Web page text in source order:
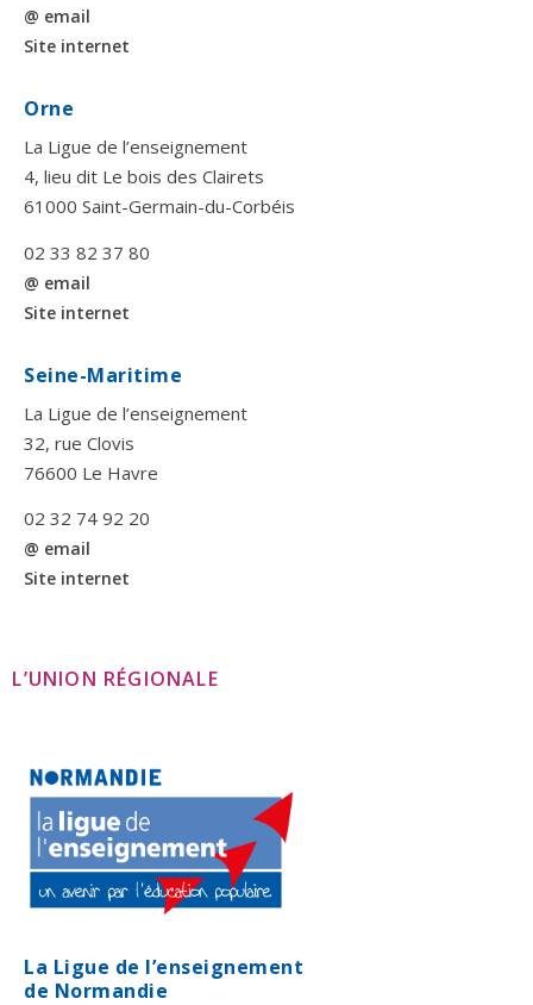
@ email
Site internet
Orne
La Ligue de l’enseignement
4, lieu dit Le bois des Clairets
61000 Saint-Germain-du-Corbéis
02 33 82 37 80
@ email
Site internet
Seine-Maritime
La Ligue de l’enseignement
32, rue Clovis
76600 Le Havre
02 32 74 92 20
@ email
Site internet
L’UNION RÉGIONALE
La Ligue de l’enseignement
de Normandie